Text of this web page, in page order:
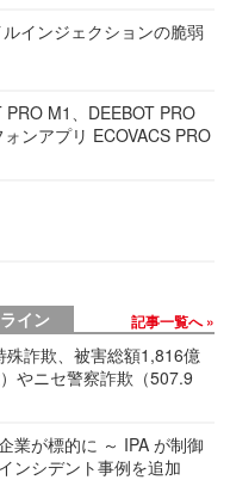
インジェクションの脆弱
M1、DEEBOT PRO
ンアプリ ECOVACS PRO
イン 記事一覧へ
詐欺、被害総額1,816億
やニセ警察詐欺（507.9
業が標的に ～ IPA が制御
ンシデント事例を追加